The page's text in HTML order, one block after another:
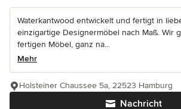
Waterkantwood entwickelt und fertigt in
einzigartige Designermöbel nach Maß. Wir
fertigen Möbel, ganz na...
Mehr
Nachricht
Holsteiner Chaussee 5a, 22523 Hamburg